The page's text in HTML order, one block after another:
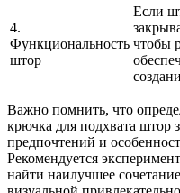
4.
Функциональность
штор
Если
чтобы
Важно помнить, что
крючка для подхвата штор
предпочтений и
Рекомендуется
найти наилучшее